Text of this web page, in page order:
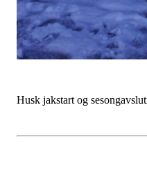
Husk jakstart og